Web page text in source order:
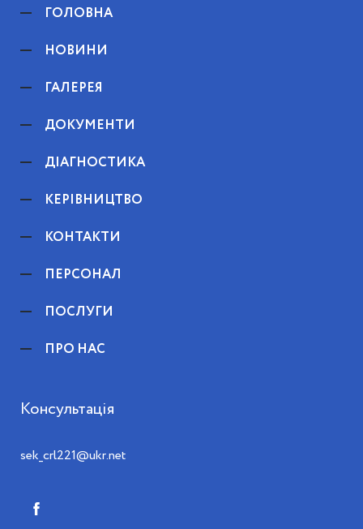
ГОЛОВНА
НОВИНИ
ГАЛЕРЕЯ
ДОКУМЕНТИ
ДІАГНОСТИКА
КЕРІВНИЦТВО
КОНТАКТИ
ПЕРСОНАЛ
ПОСЛУГИ
ПРО НАС
Консультація
sek_crl221@ukr.net